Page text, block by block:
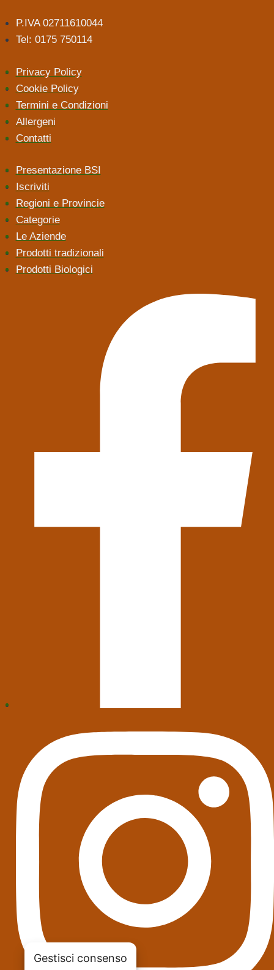
P.IVA 02711610044
Tel: 0175 750114
Privacy Policy
Cookie Policy
Termini e Condizioni
Allergeni
Contatti
Presentazione BSI
Iscriviti
Regioni e Provincie
Categorie
Le Aziende
Prodotti tradizionali
Prodotti Biologici
Gestisci consenso